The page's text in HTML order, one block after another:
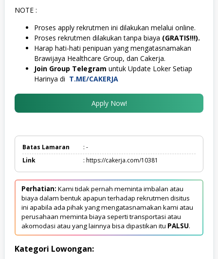
NOTE :
Proses apply rekrutmen ini dilakukan melalui online.
Proses rekrutmen dilakukan tanpa biaya (GRATIS!!!).
Harap hati-hati penipuan yang mengatasnamakan
Brawijaya Healthcare Group, dan Cakerja.
Join Group Telegram untuk Update Loker Setiap
Harinya di T.ME/CAKERJA
Apply Now!
Batas Lamaran
: -
Link
: https://cakerja.com/10381
Perhatian: Kami tidak pernah meminta imbalan atau
biaya dalam bentuk apapun terhadap rekrutmen disitus
ini apabila ada pihak yang mengatasnamakan kami atau
perusahaan meminta biaya seperti transportasi atau
akomodasi atau yang lainnya bisa dipastikan itu PALSU.
Kategori Lowongan: